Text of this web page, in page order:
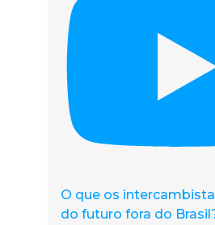
O que os
do futuro fora do